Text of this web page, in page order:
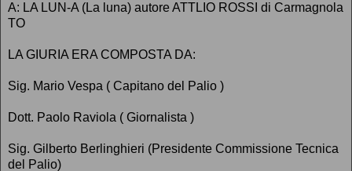
A: LA LUN-A (La luna) autore ATTLIO ROSSI di Carmagnola
TO
LA GIURIA ERA COMPOSTA DA:
Sig. Mario Vespa ( Capitano del Palio )
Dott. Paolo Raviola ( Giornalista )
Sig. Gilberto Berlinghieri (Presidente Commissione Tecnica
del Palio)